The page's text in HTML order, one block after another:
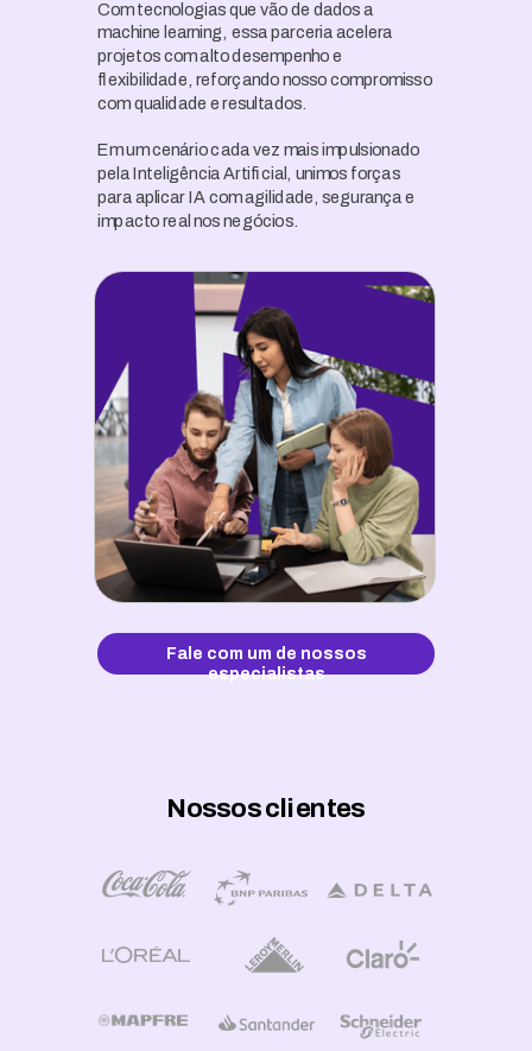
Com tecnologias que vão de dados a
machine learning, essa parceria acelera
projetos com alto desempenho e
flexibilidade, reforçando nosso compromisso
com qualidade e resultados.
Em um cenário cada vez mais impulsionado
pela Inteligência Artificial, unimos forças
para aplicar IA com agilidade, segurança e
impacto real nos negócios.
Fale com um de nossos
especialistas
Nossos clientes